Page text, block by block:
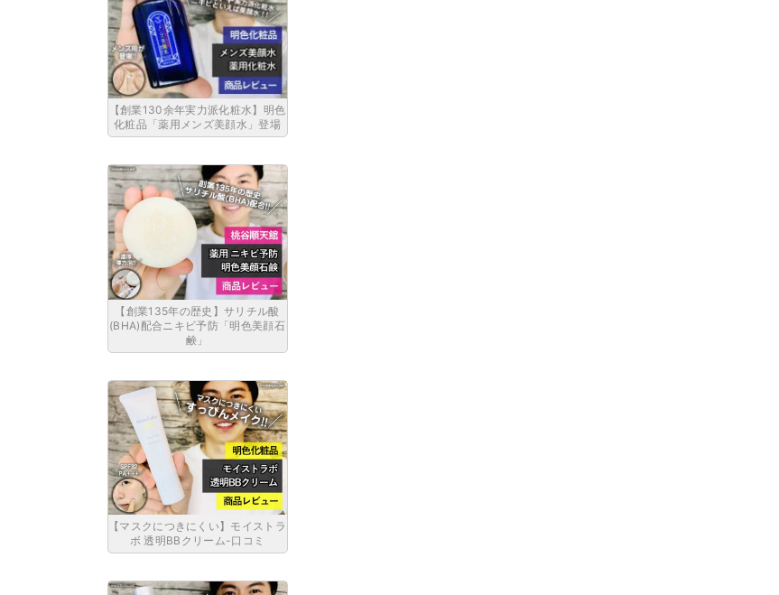
【創業130余年実力派化粧水】明色
化粧品「薬用メンズ美顔水」登場
【創業135年の歴史】サリチル酸
(BHA)配合ニキビ予防「明色美顔石
鹸」
【マスクにつきにくい】モイストラ
ボ 透明BBクリーム-口コミ